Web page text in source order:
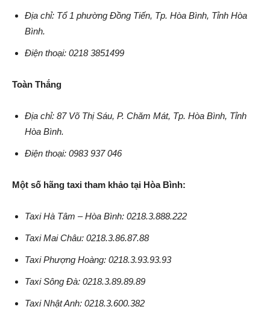
Địa chỉ: Tổ 1 phường Đồng Tiến, Tp. Hòa Bình, Tỉnh Hòa
Bình.
Điện thoại: 0218 3851499
Toàn Thắng
Địa chỉ: 87 Võ Thị Sáu, P. Chăm Mát, Tp. Hòa Bình, Tỉnh
Hòa Bình.
Điện thoại: 0983 937 046
Một số hãng taxi tham khảo tại Hòa Bình:
Taxi Hà Tâm – Hòa Bình: 0218.3.888.222
Taxi Mai Châu: 0218.3.86.87.88
Taxi Phượng Hoàng: 0218.3.93.93.93
Taxi Sông Đà: 0218.3.89.89.89
Taxi Nhật Anh: 0218.3.600.382